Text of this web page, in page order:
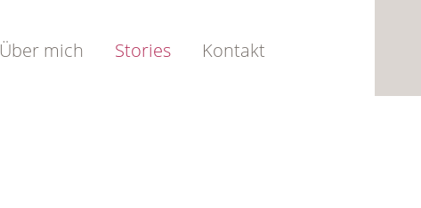
Über mich Stories Kontakt